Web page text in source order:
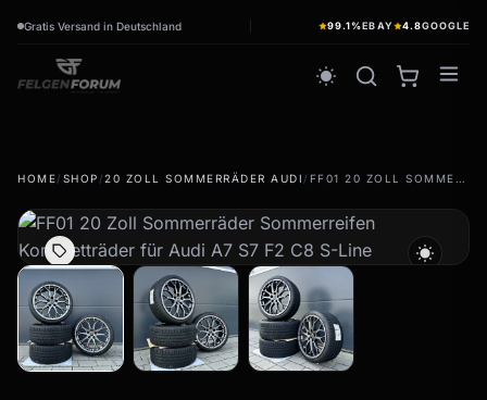
Gratis Versand in Deutschland 99.1%EBAY 4.8GOOGLE
wb_sunny
wb_sunny
Sommerräder & Felgen
Kompletträder - Sommer
ac_unit Winterreifen
HOME/ SHOP /20 ZOLL SOMMERRÄDER AUDI / FF01 20 ZOLL SOMMERRÄDER SOMMERREIFEN KOMPLETTRÄDER FÜR AUDI A7 S7 F2 C8 S-LINE
wb_sunny